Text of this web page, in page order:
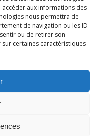
aux informations des
nous permettra de
de navigation ou les ID
ou de retirer son
certaines caractéristiques
Publication Suivante
Bureau